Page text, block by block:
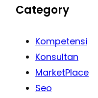
Category
Kompetensi
Konsultan
MarketPlace
Seo